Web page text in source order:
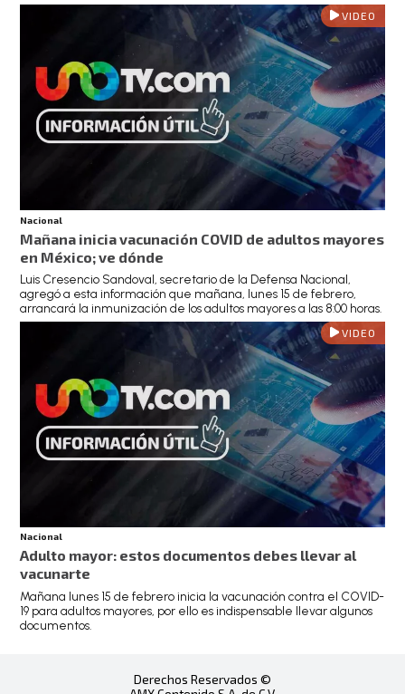
VIDEO
Nacional
Mañana inicia vacunación COVID de adultos mayores
en México; ve dónde
Luis Cresencio Sandoval, secretario de la Defensa Nacional,
agregó a esta información que mañana, lunes 15 de febrero,
arrancará la inmunización de los adultos mayores a las 8:00 horas.
VIDEO
Nacional
Adulto mayor: estos documentos debes llevar al
vacunarte
Mañana lunes 15 de febrero inicia la vacunación contra el COVID-
19 para adultos mayores, por ello es indispensable llevar algunos
documentos.
Derechos Reservados ©